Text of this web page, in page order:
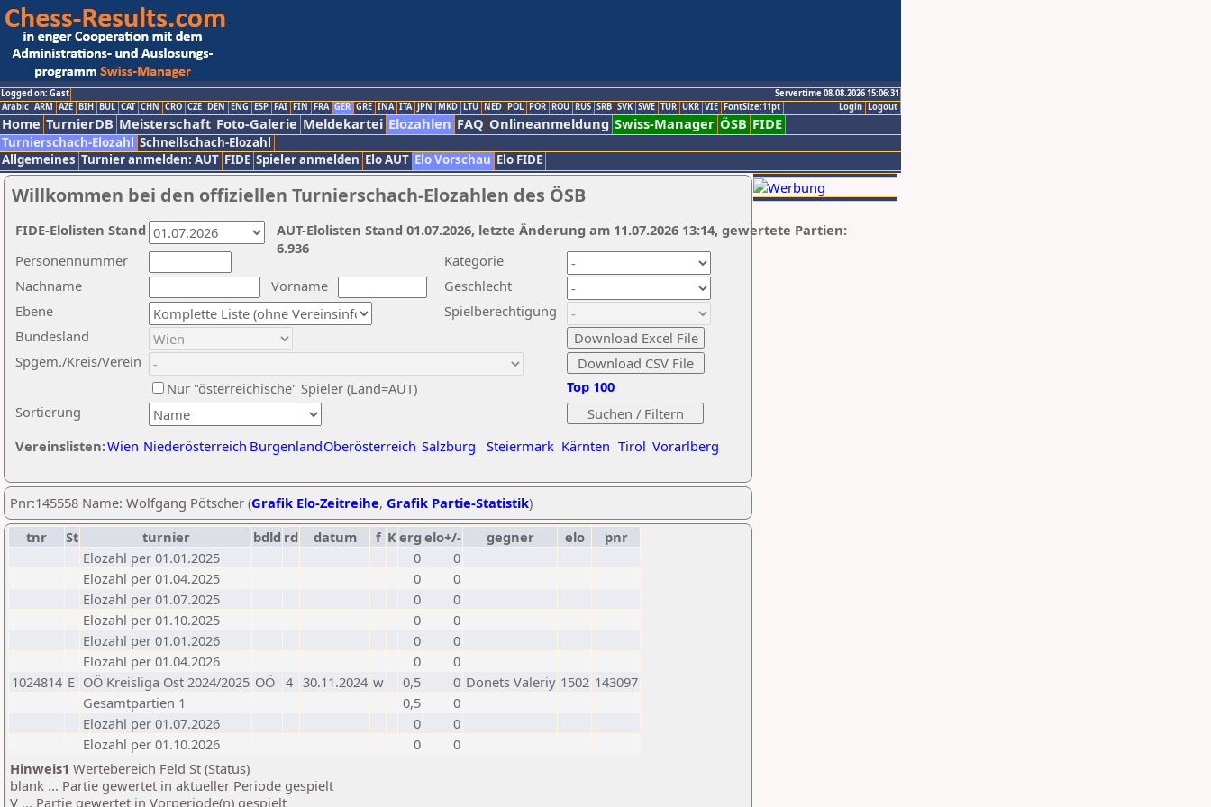
Logged on: Gast
Servertime 08.08.2026 15:06:31
Logout
Login
Arabic ARM AZE BIH BUL CAT CHN CRO CZE DEN ENG ESP FAI FIN FRA GER GRE INA ITA JPN MKD LTU NED POL POR ROU RUS SRB SVK SWE TUR UKR VIE FontSize:11pt
Home TurnierDB Meisterschaft Foto-Galerie Meldekartei Elozahlen FAQ Onlineanmeldung Swiss-Manager ÖSB FIDE
Turnierschach-Elozahl Schnellschach-Elozahl
Allgemeines Turnier anmelden: AUT FIDE Spieler anmelden Elo AUT Elo Vorschau Elo FIDE
Willkommen bei den offiziellen Turnierschach-Elozahlen des ÖSB
Nachname
Vorname
Ebene
Kategorie
Sortierung
Personennummer
Bundesland
Spgem./Kreis/Verein
Geschlecht
Nur "österreichische" Spieler (Land=AUT)
Spielberechtigung
Vereinslisten:Wien Niederösterreich BurgenlandOberösterreich Salzburg Steiermark Kärnten Tirol Vorarlberg
Top 100
AUT-Elolisten Stand 01.07.2026, letzte Änderung am 11.07.2026 13:14, gewertete Partien:
6.936
FIDE-Elolisten Stand
Pnr:145558 Name: Wolfgang Pötscher (Grafik Elo-Zeitreihe, Grafik Partie-Statistik)
tnr
St turnier bdld rd datum f Kerg elo+/- gegner elo
pnr
Elozahl per 01.01.2025
0
0
Elozahl per 01.04.2025
0
0
Elozahl per 01.07.2025
0
0
Elozahl per 01.10.2025
0
0
Elozahl per 01.01.2026
0
0
Elozahl per 01.04.2026
0
0
1024814 E OÖ Kreisliga Ost 2024/2025 OÖ 4 30.11.2024 w 0,5 0 Donets Valeriy 1502 143097
Gesamtpartien 1
0,5
0
Elozahl per 01.07.2026
0
0
Elozahl per 01.10.2026
0
0
Hinweis1 Wertebereich Feld St (Status)
blank ... Partie gewertet in aktueller Periode gespielt
V ... Partie gewertet in Vorperiode(n) gespielt